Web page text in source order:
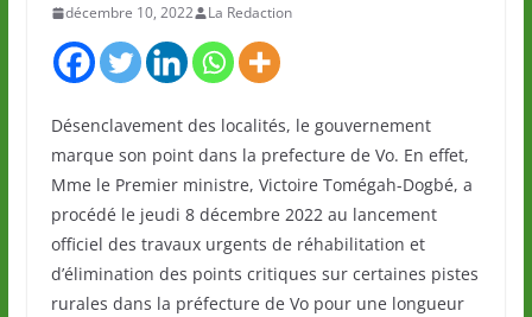
décembre 10, 2022 La Redaction
Désenclavement des localités, le gouvernement
marque son point dans la prefecture de Vo. En effet,
Mme le Premier ministre, Victoire Tomégah-Dogbé, a
procédé le jeudi 8 décembre 2022 au lancement
officiel des travaux urgents de réhabilitation et
d’élimination des points critiques sur certaines pistes
rurales dans la préfecture de Vo pour une longueur